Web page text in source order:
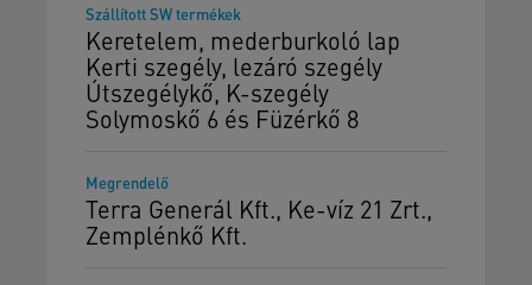
Szállított SW termékek
Keretelem, mederburkoló lap
Kerti szegély, lezáró szegély
Útszegélykő, K-szegély
Solymoskő 6 és Füzérkő 8
Megrendelő
Terra Generál Kft., Ke-víz 21 Zrt.,
Zemplénkő Kft.